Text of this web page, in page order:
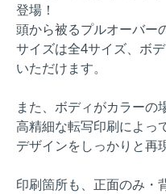
登場！
頭から被るプルオーバー
サイズは全4サイズ、ボ
いただけます。
また、ボディがカラーの
高精細な転写印刷によっ
デザインをしっかりと再
印刷箇所も、正面のみ・